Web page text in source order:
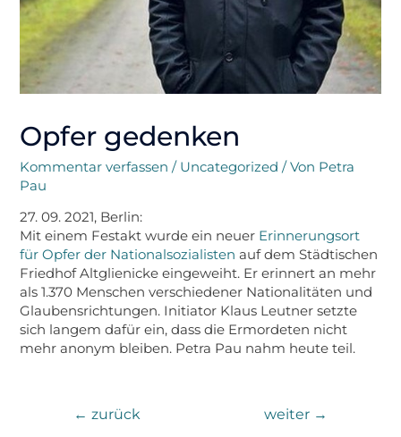
Opfer gedenken
Kommentar verfassen / Uncategorized / Von Petra
Pau
27. 09. 2021, Berlin:
Mit einem Festakt wurde ein neuer Erinnerungsort
für Opfer der Nationalsozialisten auf dem Städtischen
Friedhof Altglienicke eingeweiht. Er erinnert an mehr
als 1.370 Menschen verschiedener Nationalitäten und
Glaubensrichtungen. Initiator Klaus Leutner setzte
sich langem dafür ein, dass die Ermordeten nicht
mehr anonym bleiben. Petra Pau nahm heute teil.
← zurück weiter →